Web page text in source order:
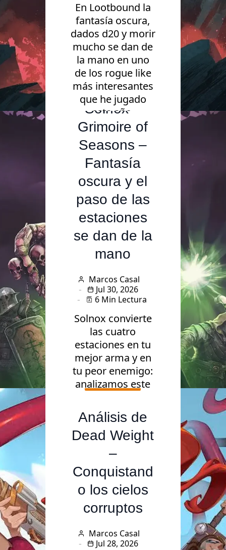
En Lootbound la
fantasía oscura,
dados d20 y morir
mucho se dan de
la mano en uno
de los rogue like
más interesantes
que he jugado
este año.
Videojuegos
Análisis de
Solnox –
Grimoire of
Seasons –
Fantasía
oscura y el
paso de las
estaciones
se dan de la
mano
Marcos Casal
Jul 30, 2026
6 Min Lectura
Solnox convierte
las cuatro
estaciones en tu
mejor arma y en
tu peor enemigo:
analizamos este
táctico.
Videojuegos
Análisis de
Dead Weight
–
Conquistand
o los cielos
corruptos
Marcos Casal
Jul 28, 2026